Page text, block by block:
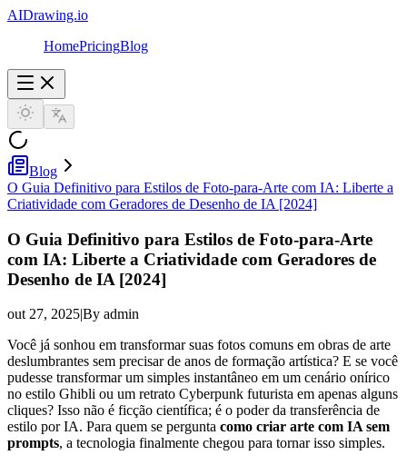
AIDrawing.io
HomePricingBlog
Blog
O Guia Definitivo para Estilos de Foto-para-Arte com IA: Liberte a
Criatividade com Geradores de Desenho de IA [2024]
O Guia Definitivo para Estilos de Foto-para-Arte
com IA: Liberte a Criatividade com Geradores de
Desenho de IA [2024]
out 27, 2025|By admin
Você já sonhou em transformar suas fotos comuns em obras de arte
deslumbrantes sem precisar de anos de formação artística? E se você
pudesse transformar um simples instantâneo em um cenário onírico
no estilo Ghibli ou um retrato Cyberpunk futurista em apenas alguns
cliques? Isso não é ficção científica; é o poder da transferência de
estilo por IA. Para quem se pergunta como criar arte com IA sem
prompts, a tecnologia finalmente chegou para tornar isso simples.